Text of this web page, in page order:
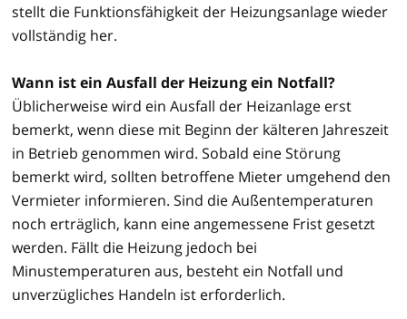
stellt die Funktionsfähigkeit der Heizungsanlage wieder
vollständig her.
Wann ist ein Ausfall der Heizung ein Notfall?
Üblicherweise wird ein Ausfall der Heizanlage erst
bemerkt, wenn diese mit Beginn der kälteren Jahreszeit
in Betrieb genommen wird. Sobald eine Störung
bemerkt wird, sollten betroffene Mieter umgehend den
Vermieter informieren. Sind die Außentemperaturen
noch erträglich, kann eine angemessene Frist gesetzt
werden. Fällt die Heizung jedoch bei
Minustemperaturen aus, besteht ein Notfall und
unverzügliches Handeln ist erforderlich.